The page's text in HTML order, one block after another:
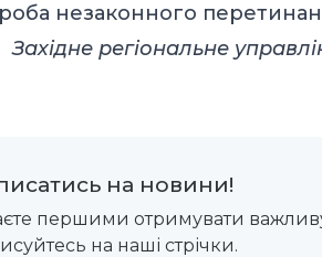
незаконного
Західне регіональне
на новини!
першими отримувати
на наші стрічки.